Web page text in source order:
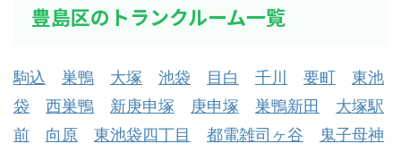
豊島区のトランクルーム一覧
駒込 巣鴨 大塚 池袋 目白 千川 要町
東池
袋
西巣鴨 新庚申塚 庚申塚 巣鴨新田
大塚駅
前
向原 東池袋四丁目 都電雑司ヶ谷
鬼子母神